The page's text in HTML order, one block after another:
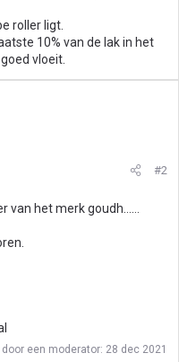
roller ligt.
10% van de lak in het
vloeit.
#2
van het merk goudh......
een moderator: 28 dec 2021